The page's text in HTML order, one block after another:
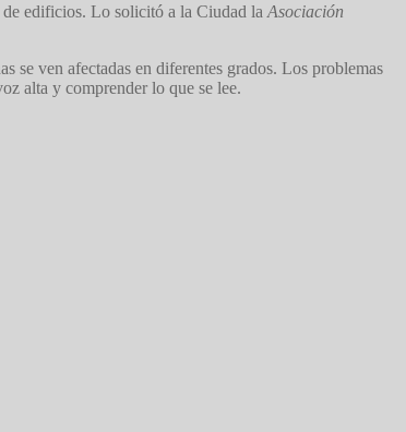
edificios. Lo solicitó a la Ciudad la Asociación
se ven afectadas en diferentes grados. Los problemas
alta y comprender lo que se lee.